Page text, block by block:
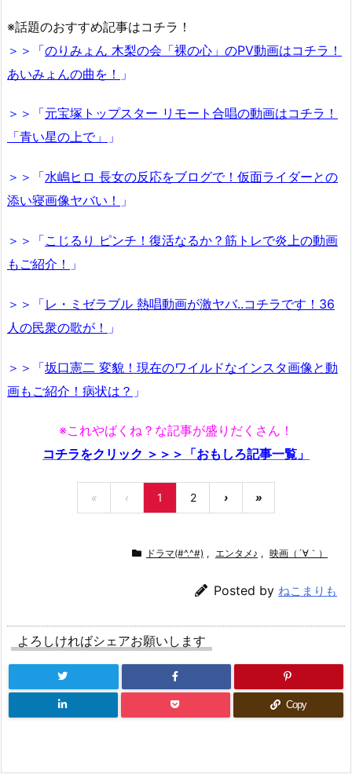
※話題のおすすめ記事はコチラ！
＞＞「のりみょん 木梨の会「裸の心」のPV動画はコチラ！
あいみょんの曲を！ 」
＞＞「元宝塚トップスター リモート合唱の動画はコチラ！
「青い星の上で」
」
＞＞「水嶋ヒロ 長女の反応をブログで！仮面ライダーとの
添い寝画像ヤバい！ 」
＞＞「こじるり ピンチ！復活なるか？筋トレで炎上の動画
もご紹介！ 」
＞＞「レ・ミゼラブル 熱唱動画が激ヤバ..コチラです！36
人の民衆の歌が！ 」
＞＞「坂口憲二 変貌！現在のワイルドなインスタ画像と動
画もご紹介！病状は？ 」
※これやばくね？な記事が盛りだくさん！
コチラをクリック ＞＞＞「おもしろ記事一覧」
« ‹ 1 2 › »
ドラマ(#^.^#) , エンタメ♪ , 映画（´∀｀）
Posted by ねこまりも
よろしければシェアお願いします
Copy